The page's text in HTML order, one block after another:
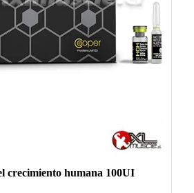
crecimiento humana 100UI